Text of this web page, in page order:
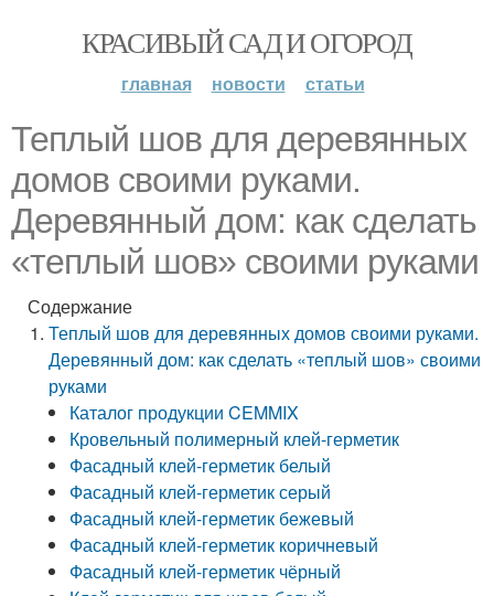
КРАСИВЫЙ САД И ОГОРОД
главная новости статьи
Теплый шов для деревянных
домов своими руками.
Деревянный дом: как сделать
«теплый шов» своими руками
Содержание
Теплый шов для деревянных домов своими руками.
Деревянный дом: как сделать «теплый шов» своими
руками
Каталог продукции CEMMIX
Кровельный полимерный клей-герметик
Фасадный клей-герметик белый
Фасадный клей-герметик серый
Фасадный клей-герметик бежевый
Фасадный клей-герметик коричневый
Фасадный клей-герметик чёрный